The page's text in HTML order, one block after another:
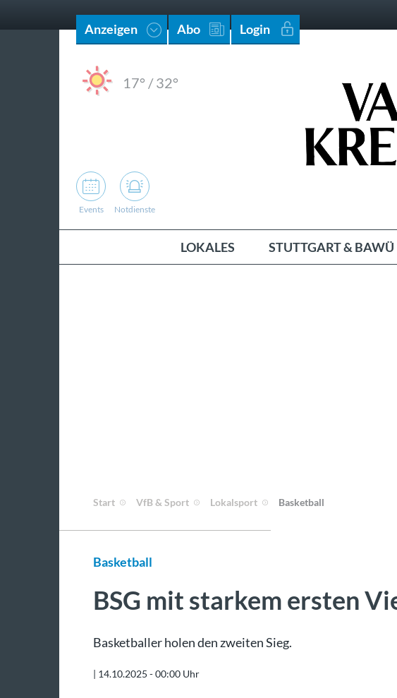
Anzeigen Abo Login
17° /32°
Events Notdienste
LOKALES STUTTGART & BAWÜ
Start VfB & Sport Lokalsport Basketball
Basketball
BSG mit starkem ersten
Basketballer holen den zweiten Sieg.
| 14.10.2025 - 00:00 Uhr